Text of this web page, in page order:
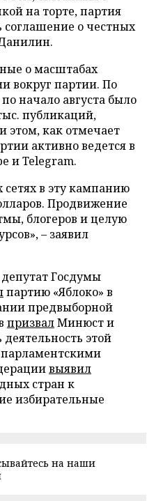
на торте, партия
соглашение о честных
о масштабах
вокруг партии. По
начало августа было
публикаций,
этом, как отмечает
активно ведется в
и Telegram.
в эту кампанию
Продвижение
блогеров и целую
– заявил
Госдумы
партию «Яблоко» в
предвыборной
призвалМинюст и
этой
выявил
стран к
избирательные
на наши